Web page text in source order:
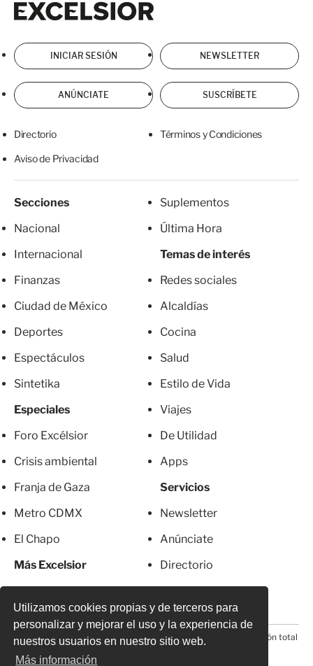
Utilizamos cookies propias y de terceros para
personalizar y mejorar el uso y la experiencia de
nuestros usuarios en nuestro sitio web.
Más información
INICIAR SESIÓN NEWSLETTER
ANÚNCIATE SUSCRÍBETE
Directorio Términos y Condiciones
Aviso de Privacidad
Secciones
Nacional
Internacional
Finanzas
Ciudad de México
Deportes
Espectáculos
Sintetika
Especiales
Foro Excélsior
Crisis ambiental
Franja de Gaza
Metro CDMX
El Chapo
Más Excelsior
Suplementos
Última Hora
Temas de interés
Redes sociales
Alcaldías
Cocina
Salud
Estilo de Vida
Viajes
De Utilidad
Apps
Servicios
Newsletter
Anúnciate
Directorio
© 2026 Todos los derechos reservados. Prohibida la reproducción total
o parcial, incluyendo cualquier medio electrónico*